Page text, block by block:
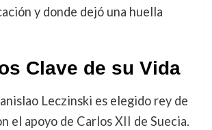
y donde dejó una huella
Clave de su Vida
Leczinski es elegido rey de
el apoyo de Carlos XII de Suecia.